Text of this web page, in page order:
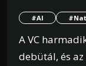
#AI
A VC
debütál, és